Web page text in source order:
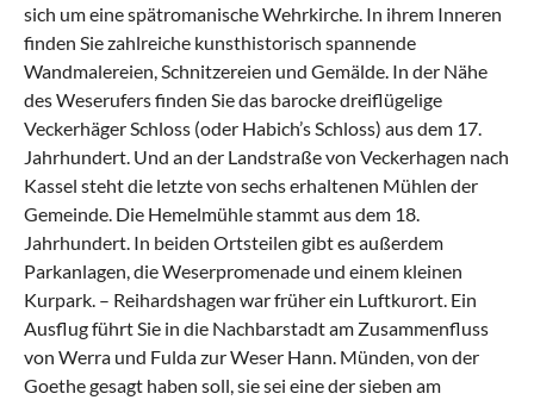
sich um eine spätromanische Wehrkirche. In ihrem Inneren
finden Sie zahlreiche kunsthistorisch spannende
Wandmalereien, Schnitzereien und Gemälde. In der Nähe
des Weserufers finden Sie das barocke dreiflügelige
Veckerhäger Schloss (oder Habich’s Schloss) aus dem 17.
Jahrhundert. Und an der Landstraße von Veckerhagen nach
Kassel steht die letzte von sechs erhaltenen Mühlen der
Gemeinde. Die Hemelmühle stammt aus dem 18.
Jahrhundert. In beiden Ortsteilen gibt es außerdem
Parkanlagen, die Weserpromenade und einem kleinen
Kurpark. – Reihardshagen war früher ein Luftkurort. Ein
Ausflug führt Sie in die Nachbarstadt am Zusammenfluss
von Werra und Fulda zur Weser Hann. Münden, von der
Goethe gesagt haben soll, sie sei eine der sieben am